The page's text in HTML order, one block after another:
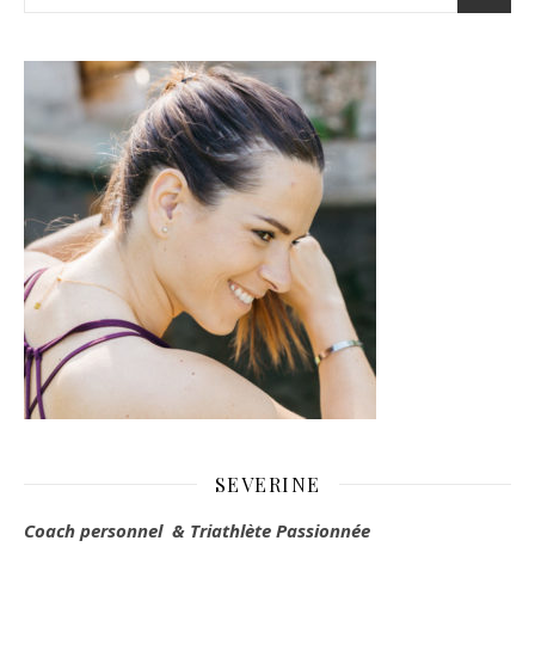
SEVERINE
Coach personnel & Triathlète Passionnée